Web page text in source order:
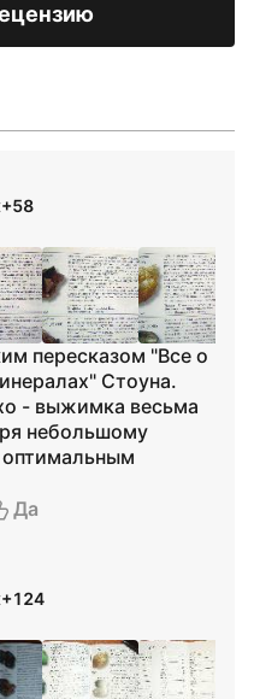
+58
пересказом "Все о
Стоуна.
- выжимка весьма
небольшому
оптимальным
Да
+124